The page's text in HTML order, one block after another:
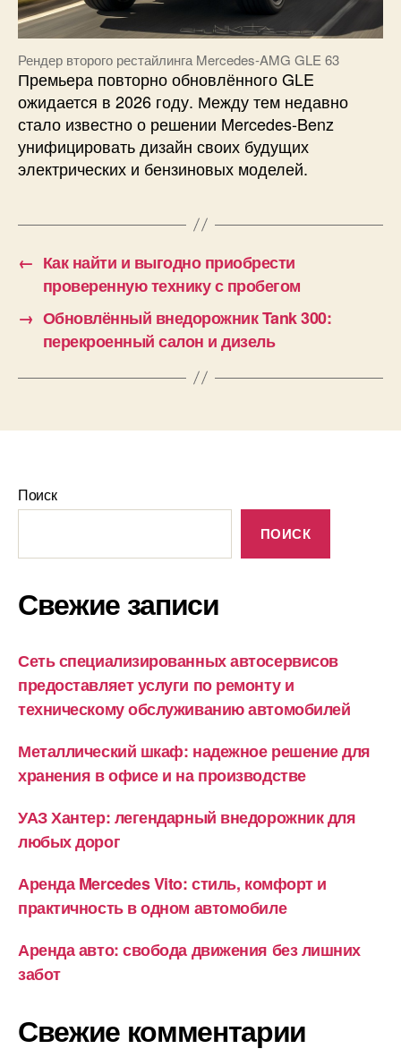
Рендер второго рестайлинга Mercedes-AMG GLE 63
Премьера повторно обновлённого GLE
ожидается в 2026 году. Между тем недавно
стало известно о решении Mercedes-Benz
унифицировать дизайн своих будущих
электрических и бензиновых моделей.
← Как найти и выгодно приобрести
проверенную технику с пробегом
→ Обновлённый внедорожник Tank 300:
перекроенный салон и дизель
Поиск
ПОИСК
Свежие записи
Сеть специализированных автосервисов
предоставляет услуги по ремонту и
техническому обслуживанию автомобилей
Металлический шкаф: надежное решение для
хранения в офисе и на производстве
УАЗ Хантер: легендарный внедорожник для
любых дорог
Аренда Mercedes Vito: стиль, комфорт и
практичность в одном автомобиле
Аренда авто: свобода движения без лишних
забот
Свежие комментарии